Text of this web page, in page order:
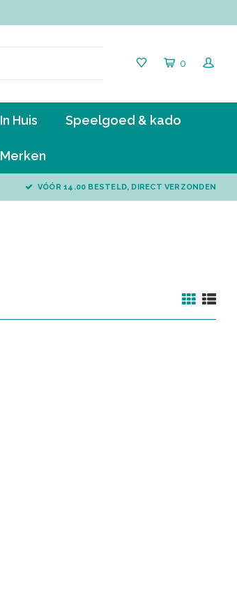
0
In Huis Speelgoed & kado
Merken
VÓÓR 14.00 BESTELD, DIRECT VERZONDEN